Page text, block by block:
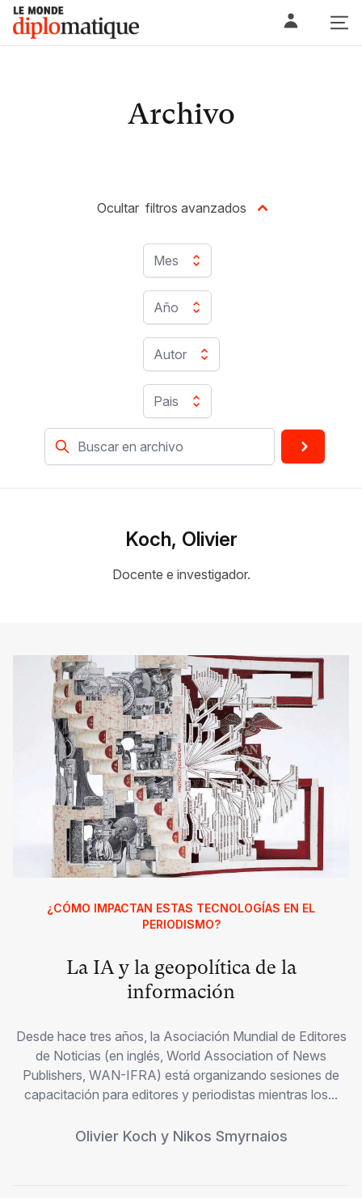
Skip
content
Le monde diplomatique
Archivo
Mes
Año
Autor
Pais
Ocultar filtros avanzados
Koch, Olivier
Docente e investigador.
¿CÓMO IMPACTAN ESTAS TECNOLOGÍAS EN EL
PERIODISMO?
La IA y la geopolítica de la
información
Desde hace tres años, la Asociación Mundial de Editores
de Noticias (en inglés, World Association of News
Publishers, WAN-IFRA) está organizando sesiones de
capacitación para editores y periodistas mientras los...
Olivier Koch y Nikos Smyrnaios